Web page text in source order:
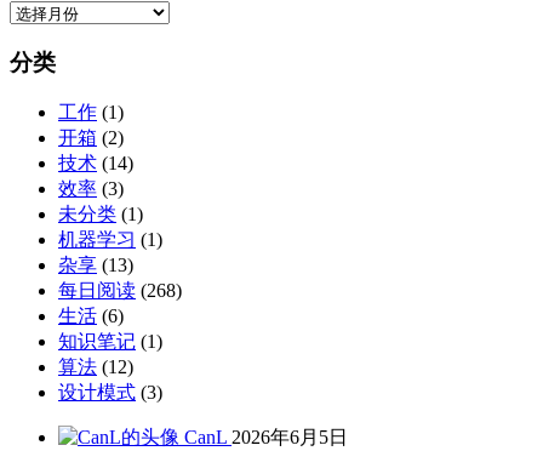
归
分类
工作 (1)
开箱 (2)
技术 (14)
效率 (3)
未分类 (1)
机器学习 (1)
杂享 (13)
每日阅读 (268)
生活 (6)
知识笔记 (1)
算法 (12)
设计模式 (3)
CanL 2026年6月5日